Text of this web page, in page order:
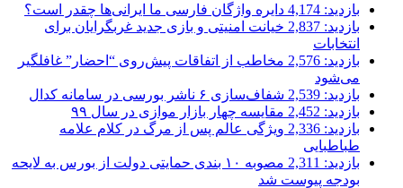
بازدید: 4,174
دایره واژگان فارسی ما ایرانی‌ها چقدر است؟
بازدید: 2,837
خیانت امنیتی و بازی جدید غربگرایان برای
انتخابات
بازدید: 2,576
مخاطب از اتفاقات پیش‌روی “احضار” غافلگیر
می‌شود
بازدید: 2,539
شفاف‌سازی ۶ ناشر بورسی در سامانه کدال
بازدید: 2,452
مقایسه چهار بازار موازی در سال ۹۹
بازدید: 2,336
ویژگی عالم پس از مرگ در کلام علامه
طباطبایی
بازدید: 2,311
مصوبه ۱۰ بندی حمایتی دولت از بورس به لایحه
بودجه پیوست شد